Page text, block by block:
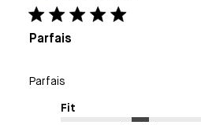
Parfais
Parfais
Fit